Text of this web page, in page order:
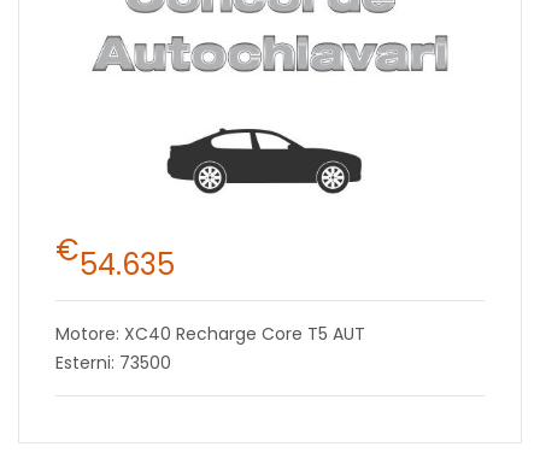
€54.635
Motore: XC40 Recharge Core T5 AUT
Esterni: 73500